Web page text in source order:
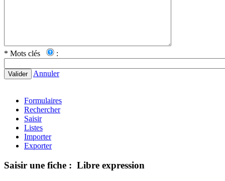
* Mots clés :
Valider Annuler
Formulaires
Rechercher
Saisir
Listes
Importer
Exporter
Saisir une fiche : Libre expression